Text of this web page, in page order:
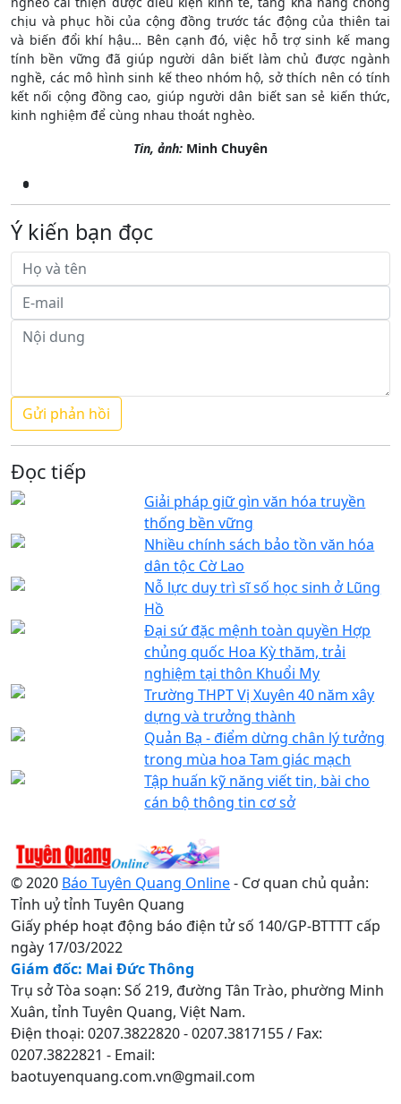
chịu và phục hồi của cộng đồng trước tác động của thiên tai
và biến đổi khí hậu… Bên cạnh đó, việc hỗ trợ sinh kế mang
tính bền vững đã giúp người dân biết làm chủ được ngành
nghề, các mô hình sinh kế theo nhóm hộ, sở thích nên có tính
kết nối cộng đồng cao, giúp người dân biết san sẻ kiến thức,
kinh nghiệm để cùng nhau thoát nghèo.
Tin, ảnh: Minh Chuyên
Ý kiến bạn đọc
Đọc tiếp
Giải pháp giữ gìn văn hóa truyền
thống bền vững
Nhiều chính sách bảo tồn văn hóa
dân tộc Cờ Lao
Nỗ lực duy trì sĩ số học sinh ở Lũng
Hồ
Đại sứ đặc mệnh toàn quyền Hợp
chủng quốc Hoa Kỳ thăm, trải
nghiệm tại thôn Khuổi My
Trường THPT Vị Xuyên 40 năm xây
dựng và trưởng thành
Quản Bạ - điểm dừng chân lý tưởng
trong mùa hoa Tam giác mạch
Tập huấn kỹ năng viết tin, bài cho
cán bộ thông tin cơ sở
© 2020 Báo Tuyên Quang Online- Cơ quan chủ quản:
Tỉnh uỷ tỉnh Tuyên Quang
Giấy phép hoạt động báo điện tử số 140/GP-BTTTT cấp
ngày 17/03/2022
Giám đốc: Mai Đức Thông
Trụ sở Tòa soạn: Số 219, đường Tân Trào, phường Minh
Xuân, tỉnh Tuyên Quang, Việt Nam.
Điện thoại: 0207.3822820 - 0207.3817155 / Fax:
0207.3822821 - Email:
baotuyenquang.com.vn@gmail.com